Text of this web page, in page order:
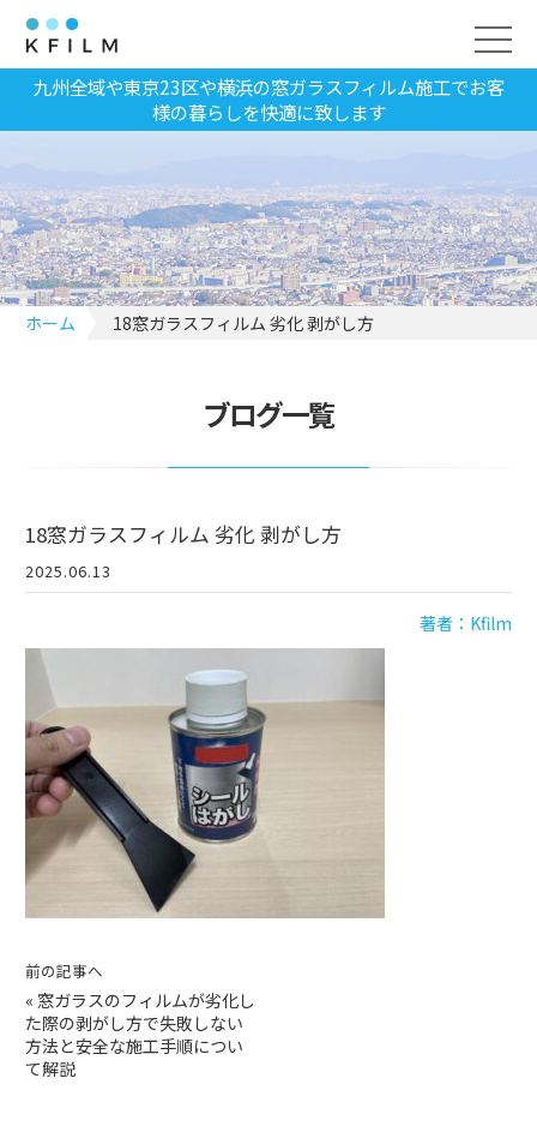
九州全域や東京23区や横浜の窓ガラスフィルム施工でお客
様の暮らしを快適に致します
ホーム 18窓ガラスフィルム 劣化 剥がし方
ブログ一覧
18窓ガラスフィルム 劣化 剥がし方
2025.06.13
著者：Kfilm
前の記事へ
« 窓ガラスのフィルムが劣化し
た際の剥がし方で失敗しない
方法と安全な施工手順につい
て解説